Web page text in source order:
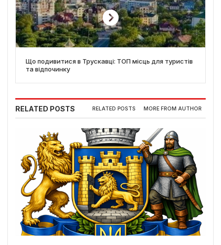
Що подивитися в Трускавці: ТОП місць для туристів
та відпочинку
RELATED POSTS RELATED POSTS MORE FROM AUTHOR